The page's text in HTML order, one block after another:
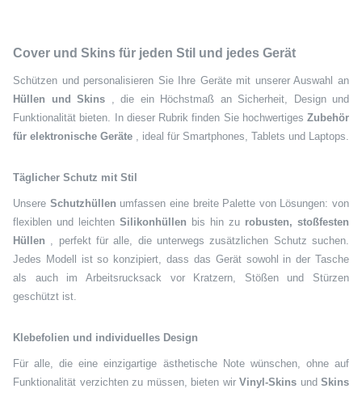
Cover und Skins für jeden Stil und jedes Gerät
Schützen und personalisieren Sie Ihre Geräte mit unserer Auswahl an
Hüllen und Skins , die ein Höchstmaß an Sicherheit, Design und
Funktionalität bieten. In dieser Rubrik finden Sie hochwertiges Zubehör
für elektronische Geräte , ideal für Smartphones, Tablets und Laptops.
Täglicher Schutz mit Stil
Unsere Schutzhüllen umfassen eine breite Palette von Lösungen: von
flexiblen und leichten Silikonhüllen bis hin zu robusten, stoßfesten
Hüllen , perfekt für alle, die unterwegs zusätzlichen Schutz suchen.
Jedes Modell ist so konzipiert, dass das Gerät sowohl in der Tasche
als auch im Arbeitsrucksack vor Kratzern, Stößen und Stürzen
geschützt ist.
Klebefolien und individuelles Design
Für alle, die eine einzigartige ästhetische Note wünschen, ohne auf
Funktionalität verzichten zu müssen, bieten wir Vinyl-Skins und Skins